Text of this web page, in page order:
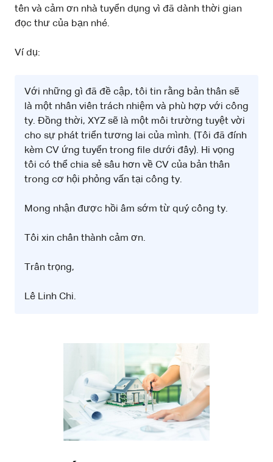
tên và cảm ơn nhà tuyển dụng vì đã dành thời gian
đọc thư của bạn nhé.
Ví dụ:
Với những gì đã đề cập, tôi tin rằng bản thân sẽ
là một nhân viên trách nhiệm và phù hợp với công
ty. Đồng thời, XYZ sẽ là một môi trường tuyệt vời
cho sự phát triển tương lai của mình. (Tôi đã đính
kèm CV ứng tuyển trong file dưới đây). Hi vọng
tôi có thể chia sẻ sâu hơn về CV của bản thân
trong cơ hội phỏng vấn tại công ty.
Mong nhận được hồi âm sớm từ quý công ty.
Tôi xin chân thành cảm ơn.
Trân trọng,
Lê Linh Chi.